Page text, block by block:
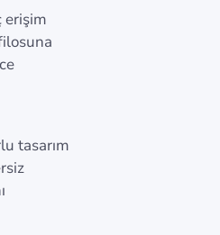
erişim
tasarım